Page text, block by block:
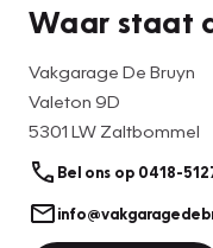
maximum vermogen
De personenauto
en bereikt vanuit
verbruik van deze
100 km en hij weegt
Waar staat
Vakgarage De Bruyn
Valeton 9D
5301 LW Zaltbommel
Bel ons op 0418-